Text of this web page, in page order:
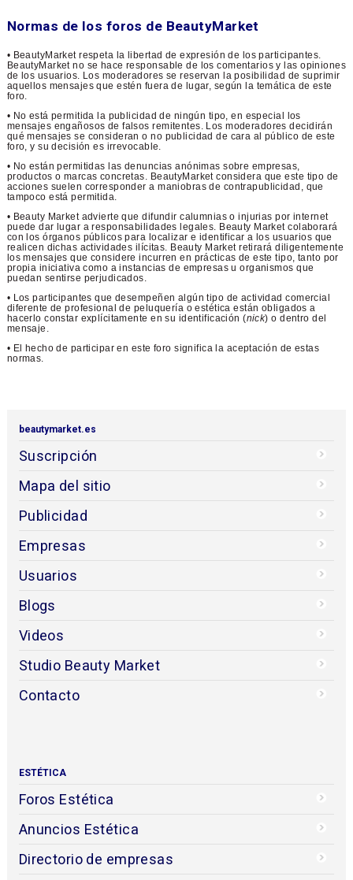
Normas de los foros de BeautyMarket
• BeautyMarket respeta la libertad de expresión de los participantes.
BeautyMarket no se hace responsable de los comentarios y las opiniones
de los usuarios. Los moderadores se reservan la posibilidad de suprimir
aquellos mensajes que estén fuera de lugar, según la temática de este
foro.
• No está permitida la publicidad de ningún tipo, en especial los
mensajes engañosos de falsos remitentes. Los moderadores decidirán
qué mensajes se consideran o no publicidad de cara al público de este
foro, y su decisión es irrevocable.
• No están permitidas las denuncias anónimas sobre empresas,
productos o marcas concretas. BeautyMarket considera que este tipo de
acciones suelen corresponder a maniobras de contrapublicidad, que
tampoco está permitida.
• Beauty Market advierte que difundir calumnias o injurias por internet
puede dar lugar a responsabilidades legales. Beauty Market colaborará
con los órganos públicos para localizar e identificar a los usuarios que
realicen dichas actividades ilícitas. Beauty Market retirará diligentemente
los mensajes que considere incurren en prácticas de este tipo, tanto por
propia iniciativa como a instancias de empresas u organismos que
puedan sentirse perjudicados.
• Los participantes que desempeñen algún tipo de actividad comercial
diferente de profesional de peluquería o estética están obligados a
hacerlo constar explícitamente en su identificación (nick) o dentro del
mensaje.
• El hecho de participar en este foro significa la aceptación de estas
normas.
beautymarket.es
Suscripción
Mapa del sitio
Publicidad
Empresas
Usuarios
Blogs
Videos
Studio Beauty Market
Contacto
ESTÉTICA
Foros Estética
Anuncios Estética
Directorio de empresas